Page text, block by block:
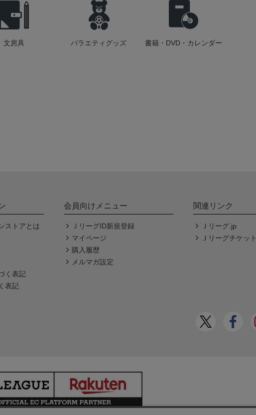
文房具 バラエティグッズ 書籍・DVD・カレンダー
ストアとは
く表記
表記
会員向けメニュー
ＪリーグID新規登録
マイページ
購入履歴
メルマガ設定
関連リンク
Ｊリーグ.jp
Ｊリーグチケット